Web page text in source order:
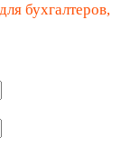
бухгалтеров,